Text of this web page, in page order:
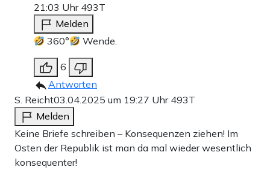
21:03 Uhr 493T
Melden
360°
Wende.
6
Antworten
S. Reicht03.04.2025 um 19:27 Uhr 493T
Melden
Keine Briefe schreiben – Konsequenzen ziehen! Im
Osten der Republik ist man da mal wieder wesentlich
konsequenter!